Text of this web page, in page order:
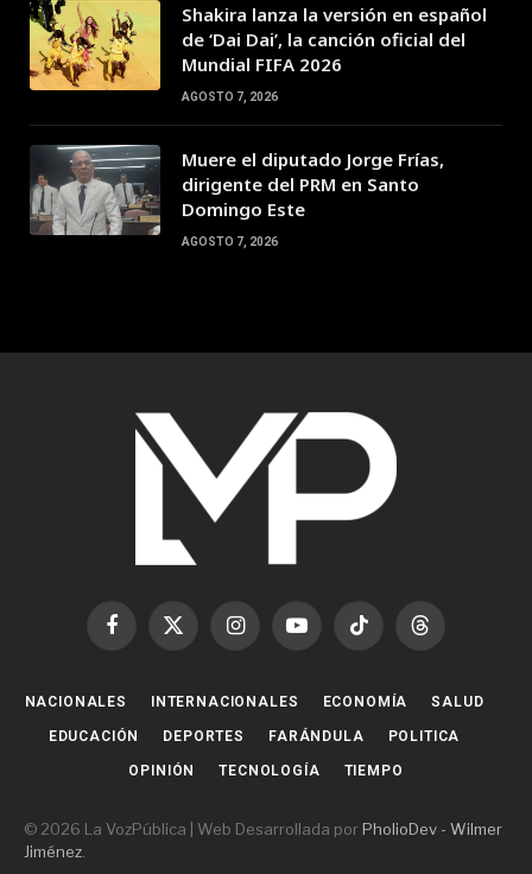
Shakira lanza la versión en español
de ‘Dai Dai’, la canción oficial del
Mundial FIFA 2026
AGOSTO 7, 2026
Muere el diputado Jorge Frías,
dirigente del PRM en Santo
Domingo Este
AGOSTO 7, 2026
Facebook
X
InstagramYouTubeTikTok Threads
NACIONALES INTERNACIONALES ECONOMÍA SALUD
EDUCACIÓN DEPORTES FARÁNDULA POLITICA
OPINIÓN TECNOLOGÍA TIEMPO
© 2026 La VozPública | Web Desarrollada por PholioDev - Wilmer
Jiménez